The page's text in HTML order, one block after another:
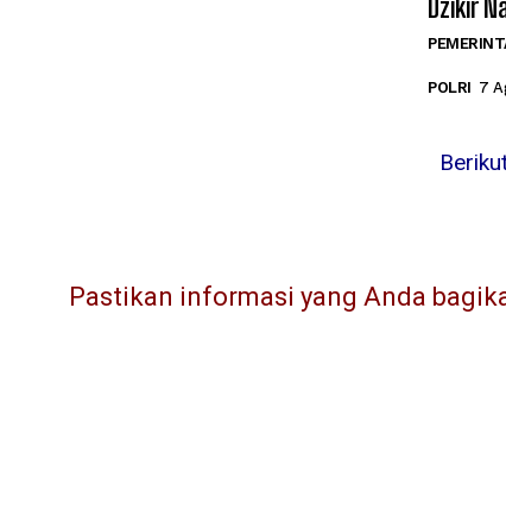
Dzikir
POLRI 7
Pastikan informasi yang Anda